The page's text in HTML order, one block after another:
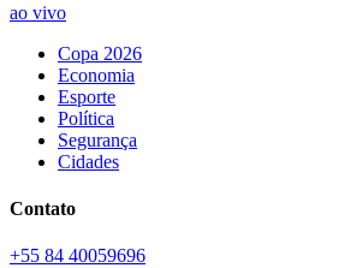
ao vivo
Copa 2026
Economia
Esporte
Política
Segurança
Cidades
Contato
+55 84 40059696